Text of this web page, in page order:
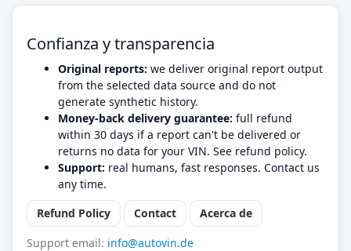
Confianza y transparencia
Original reports: we deliver original report output
from the selected data source and do not
generate synthetic history.
Money-back delivery guarantee: full refund
within 30 days if a report can't be delivered or
returns no data for your VIN. See refund policy.
Support: real humans, fast responses. Contact us
any time.
Refund Policy
Contact
Acerca de
Support email: info@autovin.de